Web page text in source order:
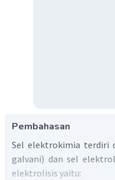
Pembahasan
Sel elektrokimia terdiri
galvani) dan sel
elektrolisis yaitu: